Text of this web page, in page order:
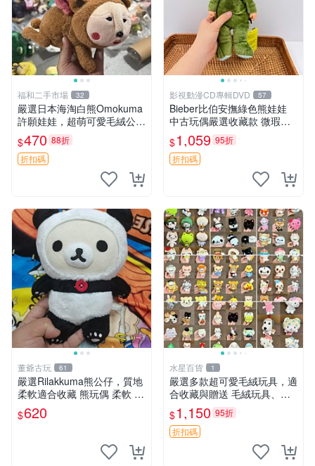
福和二手市場 32
嚴選日本海淘白熊Omokuma
許願娃娃，超萌可愛毛絨公仔
推薦收藏 白熊 Omokuma 毛
絨玩具 偽裝娃娃 玩具擺飾
$470 88折
折扣碼
影視動漫CD專輯DVD 57
Bieber比伯安撫綠色熊娃娃
中古玩偶嚴選收藏款 微瑕輕
度使用 Bieber綠熊娃娃 中古
玩偶 微瑕
$1,059 95折
折扣碼
董爺古玩 61
嚴選Rilakkuma熊公仔，質地
柔軟適合收藏 熊玩偶 柔軟 公
仔 收藏
$620
水星百貨 1
嚴選多款超可愛毛絨玩具，適
合收藏與贈送 毛絨玩具、抱
枕、公仔
$1,150 95折
折扣碼